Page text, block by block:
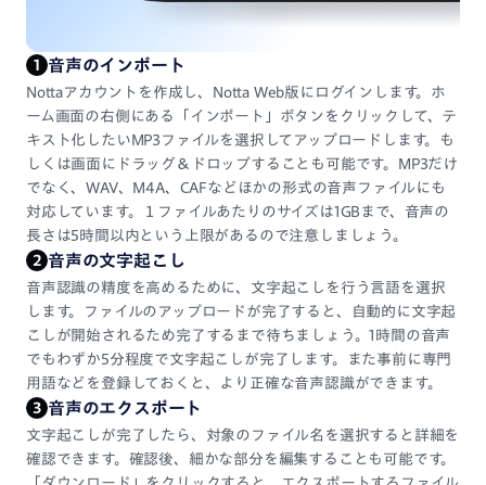
1 音声のインポート
Nottaアカウントを作成し、Notta Web版にログインします。ホ
ーム画面の右側にある「インポート」ボタンをクリックして、テ
キスト化したいMP3ファイルを選択してアップロードします。も
しくは画面にドラッグ＆ドロップすることも可能です。MP3だけ
でなく、WAV、M4A、CAFなどほかの形式の音声ファイルにも
対応しています。１ファイルあたりのサイズは1GBまで、音声の
長さは5時間以内という上限があるので注意しましょう。
2 音声の文字起こし
音声認識の精度を高めるために、文字起こしを行う言語を選択
します。ファイルのアップロードが完了すると、自動的に文字起
こしが開始されるため完了するまで待ちましょう。1時間の音声
でもわずか5分程度で文字起こしが完了します。また事前に専門
用語などを登録しておくと、より正確な音声認識ができます。
3 音声のエクスポート
文字起こしが完了したら、対象のファイル名を選択すると詳細を
確認できます。確認後、細かな部分を編集することも可能です。